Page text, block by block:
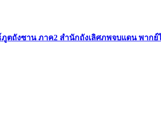
ธ์ภูตถังซาน ภาค2 สำนักถังเลิศภพจบแดน พากย์